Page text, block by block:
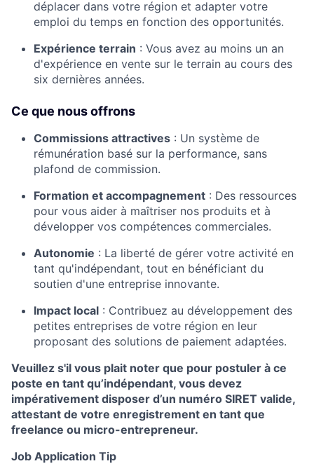
déplacer dans votre région et adapter votre
emploi du temps en fonction des opportunités.
Expérience terrain : Vous avez au moins un an
d'expérience en vente sur le terrain au cours des
six dernières années.
Ce que nous offrons
Commissions attractives : Un système de
rémunération basé sur la performance, sans
plafond de commission.
Formation et accompagnement : Des ressources
pour vous aider à maîtriser nos produits et à
développer vos compétences commerciales.
Autonomie : La liberté de gérer votre activité en
tant qu'indépendant, tout en bénéficiant du
soutien d'une entreprise innovante.
Impact local : Contribuez au développement des
petites entreprises de votre région en leur
proposant des solutions de paiement adaptées.
Veuillez s'il vous plait noter que pour postuler à ce
poste en tant qu’indépendant, vous devez
impérativement disposer d’un numéro SIRET valide,
attestant de votre enregistrement en tant que
freelance ou micro-entrepreneur.
Job Application Tip